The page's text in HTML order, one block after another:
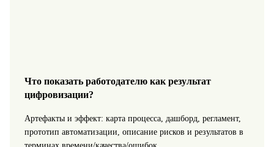
Что показать работодателю как результат
цифровизации?
Артефакты и эффект: карта процесса, дашборд, регламент,
прототип автоматизации, описание рисков и результатов в